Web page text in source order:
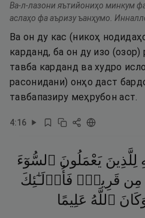
Ва-л-лазони яътийониҳо минкум
аслаҳо фа аъризу ъанҳумо.
Ва он ду кас (никоҳ
карданд, ба он ду изо (озор)
тавба карданд ва худро
расонидани) онҳо даст
тавбапазиру меҳрубон аст.
4:16
لِلَّذِينَ يَعْمَلُونَ ٱلسُّوٓءَ
مِن قَرِيبٍۢ فَأُو۟لَـٰٓئِكَ
ٱللَّهُ عَلِيمًا